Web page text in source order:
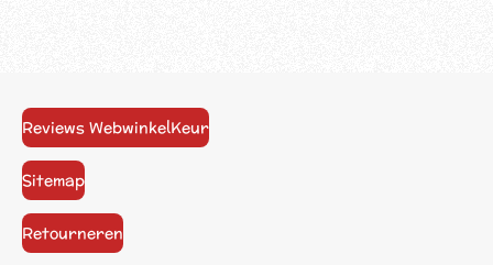
Reviews WebwinkelKeur
Sitemap
Retourneren